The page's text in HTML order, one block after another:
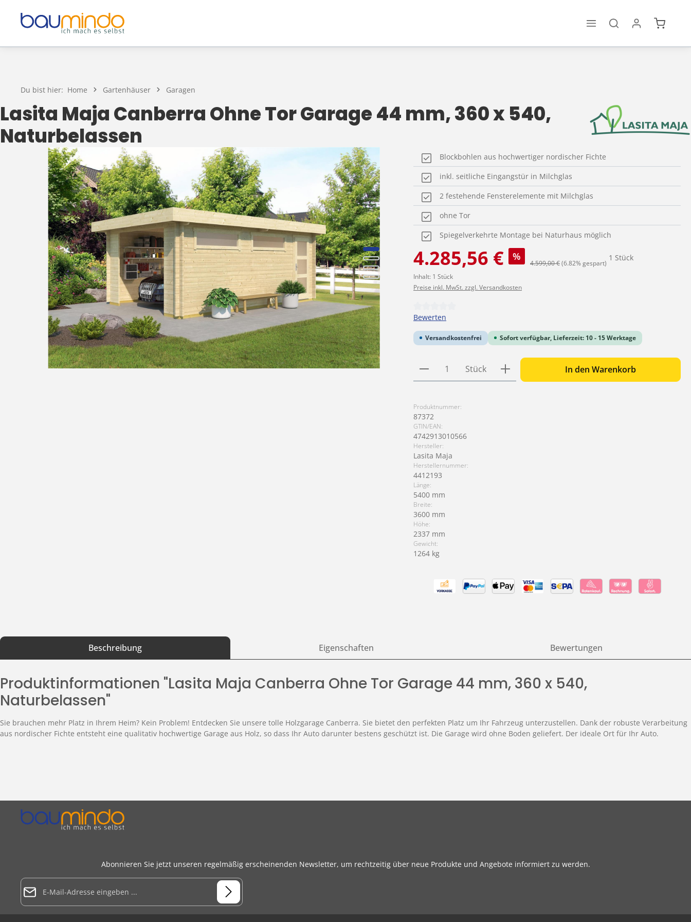
Zum Hauptinhalt springen
Du bist hier: Home Gartenhäuser Garagen
Lasita Maja Canberra Ohne Tor Garage 44 mm, 360 x 540,
Naturbelassen
Bildergalerie überspringen
Blockbohlen aus hochwertiger nordischer Fichte
inkl. seitliche Eingangstür in Milchglas
2 festehende Fensterelemente mit Milchglas
ohne Tor
Spiegelverkehrte Montage bei Naturhaus möglich
Verkaufspreis:
4.285,56 € %
Regulärer Preis:
4.599,00 €(6.82% gespart)
1 Stück
Inhalt: 1 Stück
Preise inkl. MwSt. zzgl. Versandkosten
Durchschnittliche Bewertung von 0 von 5 Sternen
Bewerten
Versandkostenfrei Sofort verfügbar, Lieferzeit: 10 - 15 Werktage
Produkt Anzahl: Gib den gewünschten Wert
Stück In den Warenkorb
Produktnummer:
87372
GTIN/EAN:
4742913010566
Hersteller:
Lasita Maja
Herstellernummer:
4412193
Länge:
5400 mm
Breite:
3600 mm
Höhe:
2337 mm
Gewicht:
1264 kg
Beschreibung Eigenschaften Bewertungen
Produktinformationen "Lasita Maja Canberra Ohne Tor Garage 44 mm, 360 x 540,
Naturbelassen"
Sie brauchen mehr Platz in Ihrem Heim? Kein Problem! Entdecken Sie unsere tolle Holzgarage Canberra. Sie bietet den perfekten Platz um Ihr Fahrzeug unterzustellen. Dank der robuste Verarbeitung
aus nordischer Fichte entsteht eine qualitativ hochwertige Garage aus Holz, so dass Ihr Auto darunter bestens geschützt ist. Die Garage wird ohne Boden geliefert. Der ideale Ort für Ihr Auto.
Abonnieren Sie jetzt unseren regelmäßig erscheinenden Newsletter, um rechtzeitig über neue Produkte und Angebote informiert zu werden.
E-Mail-Adresse*
Datenschutz